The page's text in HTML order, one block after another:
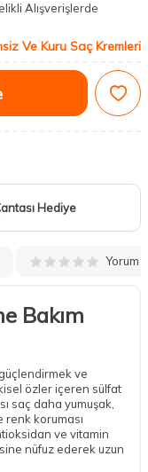
Alışverişlerde
Ve Kuru Saç Kremleri
Hediye
Yorum
Bakım
ve
özler içeren sülfat
saç daha yumuşak,
renk koruması
ve vitamin
nüfuz ederek uzun